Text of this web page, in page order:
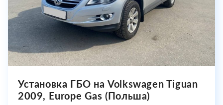
Установка ГБО на Volkswagen Tiguan
2009, Europe Gas (Польша)